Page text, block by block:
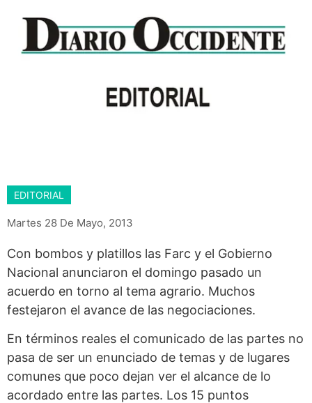
EDITORIAL
Martes 28 De Mayo, 2013
Con bombos y platillos las Farc y el Gobierno
Nacional anunciaron el domingo pasado un
acuerdo en torno al tema agrario. Muchos
festejaron el avance de las negociaciones.
En términos reales el comunicado de las partes no
pasa de ser un enunciado de temas y de lugares
comunes que poco dejan ver el alcance de lo
acordado entre las partes. Los 15 puntos